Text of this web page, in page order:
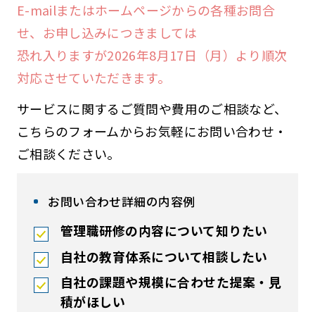
E-mailまたはホームページからの各種お問合
せ、お申し込みにつきましては
恐れ入りますが2026年8月17日（月）より順次
対応させていただきます。
サービスに関するご質問や費用のご相談など、
こちらのフォームからお気軽にお問い合わせ・
ご相談ください。
お問い合わせ詳細の内容例
管理職研修の内容について知りたい
自社の教育体系について相談したい
自社の課題や規模に合わせた提案・見
積がほしい